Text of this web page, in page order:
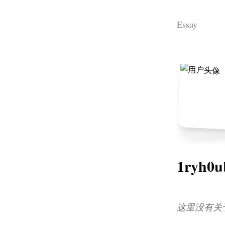
Essay
这里没有